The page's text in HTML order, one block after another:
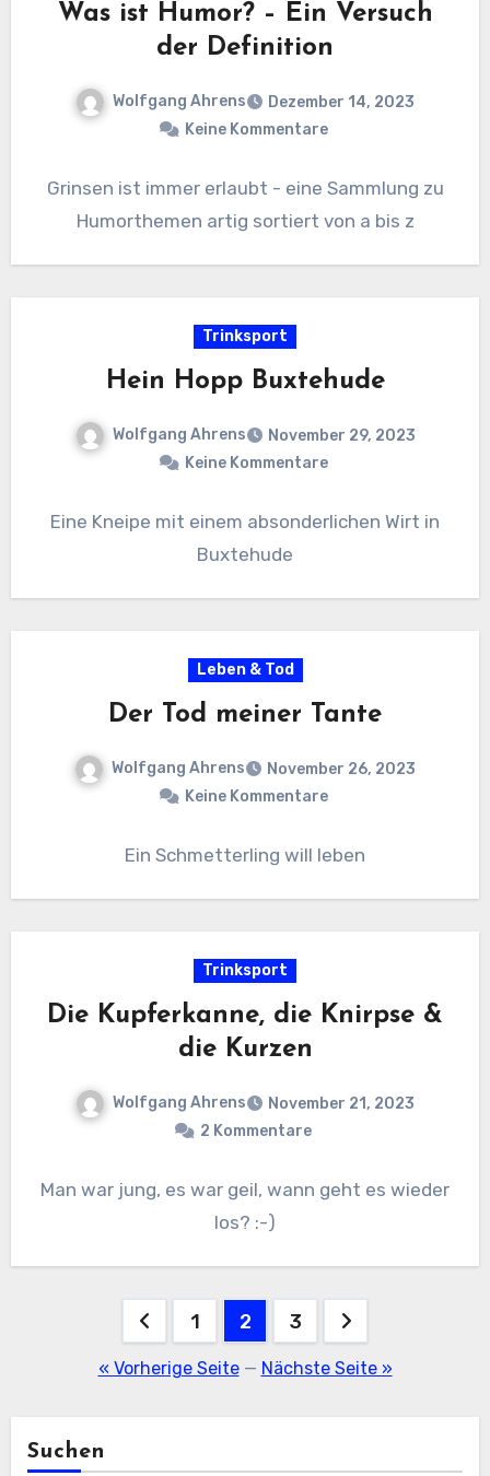
Was ist Humor? – Ein Versuch
der Definition
Wolfgang Ahrens
Dezember 14, 2023
Keine Kommentare
Grinsen ist immer erlaubt - eine Sammlung zu
Humorthemen artig sortiert von a bis z
Trinksport
Hein Hopp Buxtehude
Wolfgang Ahrens
November 29, 2023
Keine Kommentare
Eine Kneipe mit einem absonderlichen Wirt in
Buxtehude
Leben & Tod
Der Tod meiner Tante
Wolfgang Ahrens
November 26, 2023
Keine Kommentare
Ein Schmetterling will leben
Trinksport
Die Kupferkanne, die Knirpse &
die Kurzen
Wolfgang Ahrens
November 21, 2023
2 Kommentare
Man war jung, es war geil, wann geht es wieder
los? :-)
Seitennummerierung
1 2 3
« Vorherige Seite— Nächste Seite »
Suchen